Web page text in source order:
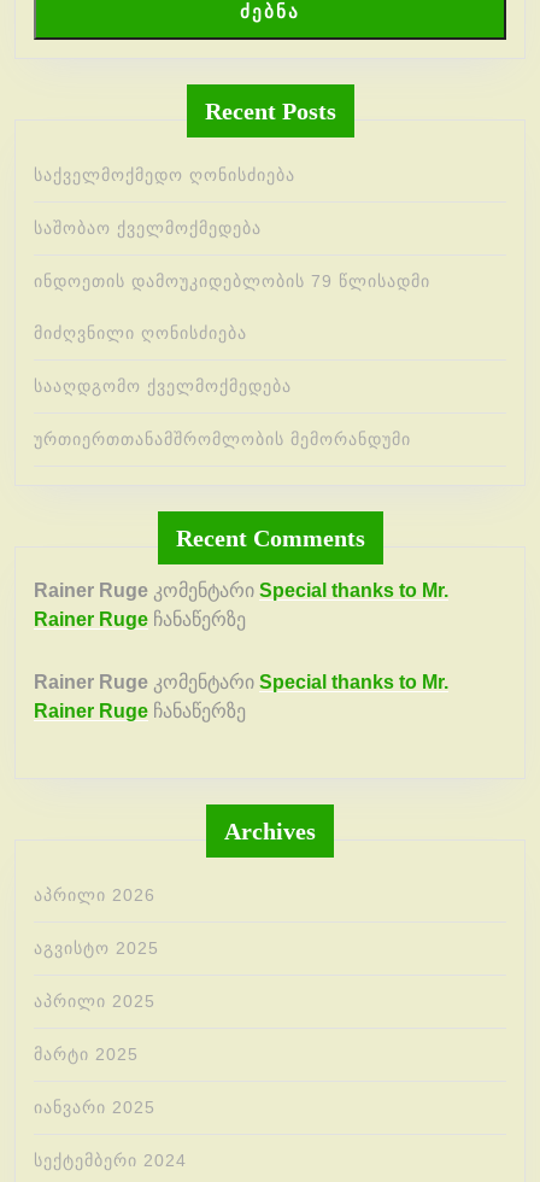
ძებნა
Recent Posts
საქველმოქმედო ღონისძიება
საშობაო ქველმოქმედება
ინდოეთის დამოუკიდებლობის 79 წლისადმი
მიძღვნილი ღონისძიება
სააღდგომო ქველმოქმედება
ურთიერთთანამშრომლობის მემორანდუმი
Recent Comments
Rainer Ruge კომენტარი Special thanks to Mr.
Rainer Ruge ჩანაწერზე
Rainer Ruge კომენტარი Special thanks to Mr.
Rainer Ruge ჩანაწერზე
Archives
აპრილი 2026
აგვისტო 2025
აპრილი 2025
მარტი 2025
იანვარი 2025
სექტემბერი 2024